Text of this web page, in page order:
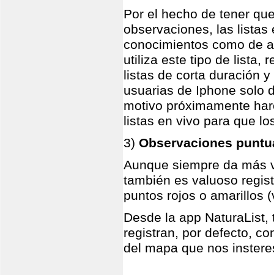
Por el hecho de tener
observaciones, las listas
conocimientos como de
utiliza este tipo de lista,
listas de corta duración
usuarias de Iphone solo
motivo próximamente
listas en vivo para que
3) Observaciones
Aunque siempre da más
también es valuoso
puntos rojos o amarillos
Desde la app
registran, por defecto,
del mapa que nos